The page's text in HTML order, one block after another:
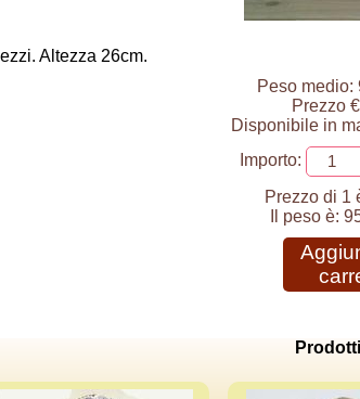
Altezza 26cm.
Peso medio:
Prezzo
Disponibile in
Importo:
Prezzo di 1
Il peso è: